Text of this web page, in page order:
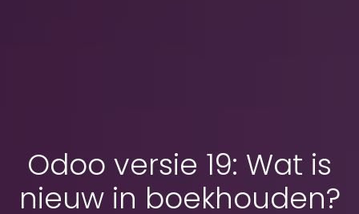
Odoo versie 19: Wat is
nieuw in boekhouden?